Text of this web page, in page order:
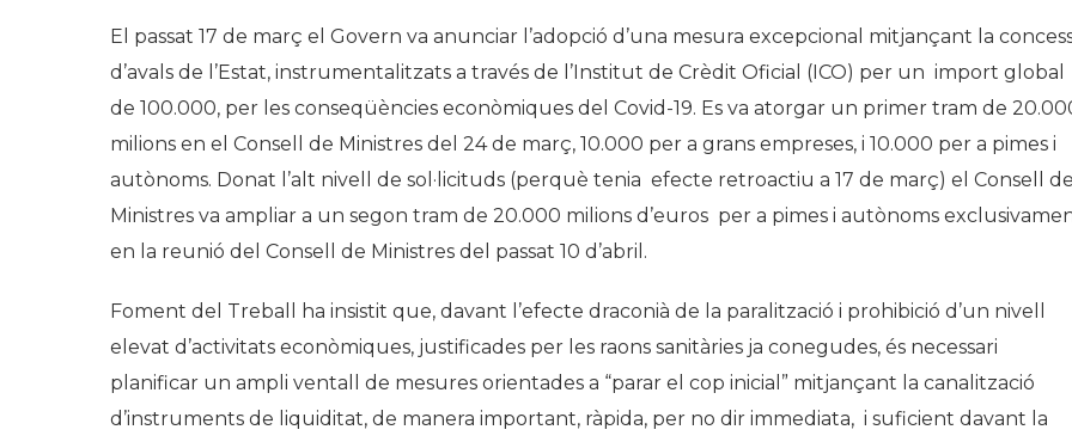
El passat 17 de març el Govern va anunciar l’adopció d’una mesura excepcional mitjançant la
d’avals de l’Estat, instrumentalitzats a través de l’Institut de Crèdit Oficial (ICO) per un import global
de 100.000, per les conseqüències econòmiques del Covid-19. Es va atorgar un primer tram de
milions en el Consell de Ministres del 24 de març, 10.000 per a grans empreses, i 10.000 per a pimes i
autònoms. Donat l’alt nivell de sol·licituds (perquè tenia efecte retroactiu a 17 de març) el Consell de
Ministres va ampliar a un segon tram de 20.000 milions d’euros per a pimes i autònoms
en la reunió del Consell de Ministres del passat 10 d’abril.
Foment del Treball ha insistit que, davant l’efecte draconià de la paralització i prohibició d’un nivell
elevat d’activitats econòmiques, justificades per les raons sanitàries ja conegudes, és necessari
planificar un ampli ventall de mesures orientades a “parar el cop inicial” mitjançant la canalització
d’instruments de liquiditat, de manera important, ràpida, per no dir immediata, i suficient davant la